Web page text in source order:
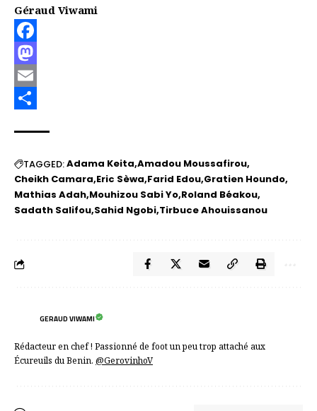
Géraud Viwami
Facebook
Mastodon
Email
TAGGED:Adama Keita Amadou Moussafirou
Cheikh Camara Eric Sèwa Farid Edou Gratien Houndo
Mathias Adah Mouhizou Sabi Yo Roland Béakou
Sadath Salifou Sahid Ngobi Tirbuce Ahouissanou
GERAUD VIWAMI
Rédacteur en chef ! Passionné de foot un peu trop attaché aux
Écureuils du Benin. @GerovinhoV